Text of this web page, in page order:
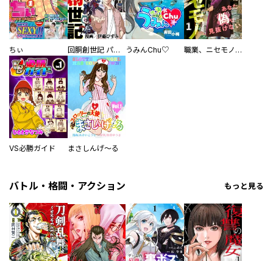
ちぃ 回胴創世記 パチスロを創った男達 うみんChu♡ 職業、ニセモノ～あなたに偽は見抜けない【電子単行本版】
VS必勝ガイド まさしんげ～る
バトル・格闘・アクション もっと見る